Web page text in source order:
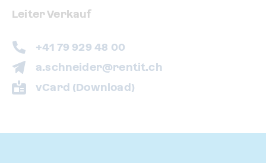
Leiter Verkauf
+41 79 929 48 00
a.schneider@rentit.ch
vCard (Download)